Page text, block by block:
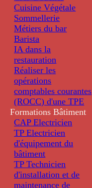
Cuisine Végétale
Sommellerie
Métiers du bar
Barista
IA dans la
restauration
Réaliser les
opérations
comptables courantes
(ROCC) d'une TPE
Formations Bâtiment
CAP Electricien
TP Electricien
d'équipement du
bâtiment
TP Technicien
d'installation et de
maintenance de